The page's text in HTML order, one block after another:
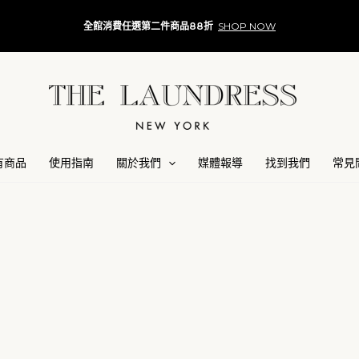
全館消費任選第二件商品88折 SHOP NOW
商品 使用指南 關於我們 媒體報導 找到我們 常見